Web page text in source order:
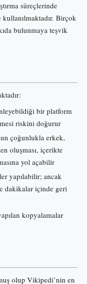
süreçlerinde
kullanılmaktadır. Birçok
bulunmaya teşvik
bir platform
riskini doğurur
çoğunlukla erkek,
oluşması, içerikte
yol açabilir
yapılabilir; ancak
dakikalar içinde geri
kopyalamalar
olup Vikipedi’nin en